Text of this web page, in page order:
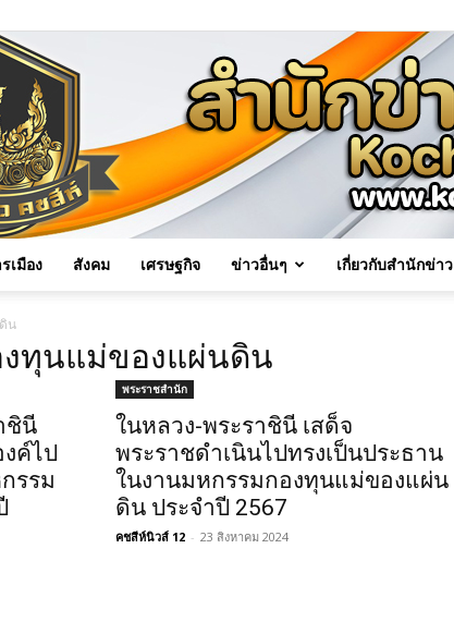
News
เมือง สังคม เศรษฐกิจ ข่าวอื่นๆ เกี่ยวกับสำนักข่าว
น
ทุนแม่ของแผ่นดิน
ชินี
ค์ไป
รรม
พระราชสำนัก
ในหลวง-พระราชินี เสด็จ
พระราชดำเนินไปทรงเป็นประธาน
ในงานมหกรรมกองทุนแม่ของแผ่น
ดิน ประจำปี 2567
คชสีห์นิวส์ 12 - 23 สิงหาคม 2024